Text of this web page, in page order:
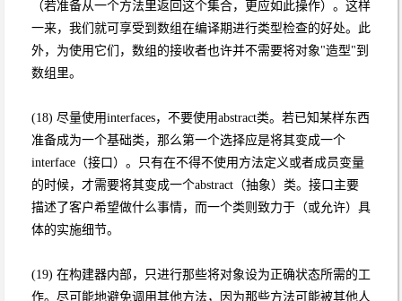
（若准备从一个方法里返回这个集合，更应如此操作）。这样
一来，我们就可享受到数组在编译期进行类型检查的好处。此
外，为使用它们，数组的接收者也许并不需要将对象"造型"到
数组里。
(18) 尽量使用interfaces，不要使用abstract类。若已知某样东西
准备成为一个基础类，那么第一个选择应是将其变成一个
interface（接口）。只有在不得不使用方法定义或者成员变量
的时候，才需要将其变成一个abstract（抽象）类。接口主要
描述了客户希望做什么事情，而一个类则致力于（或允许）具
体的实施细节。
(19) 在构建器内部，只进行那些将对象设为正确状态所需的工
作。尽可能地避免调用其他方法，因为那些方法可能被其他人